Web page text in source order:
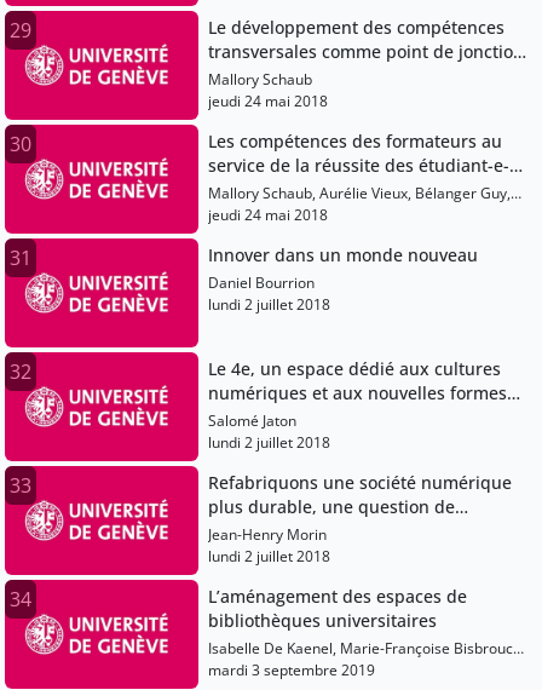
29
Le développement des compétences
transversales comme point de jonction
entre facultés et services communs de
l’Université
Mallory Schaub
jeudi 24 mai 2018
30
Les compétences des formateurs au
service de la réussite des étudiant-e-s:
échanges et discussion
Mallory Schaub, Aurélie Vieux, Bélanger Guy,
Mellifluo Laure
jeudi 24 mai 2018
31 Innover dans un monde nouveau
Daniel Bourrion
lundi 2 juillet 2018
32
Le 4e, un espace dédié aux cultures
numériques et aux nouvelles formes
de création aux Bibliothèques
Municipales de Genève.
Salomé Jaton
lundi 2 juillet 2018
33
Refabriquons une société numérique
plus durable, une question de
responsabilité numérique.
Jean-Henry Morin
lundi 2 juillet 2018
34
L’aménagement des espaces de
bibliothèques universitaires
Isabelle De Kaenel, Marie-Françoise Bisbrouck,
Alain Hernandez, Jean-Claude Albertin
mardi 3 septembre 2019